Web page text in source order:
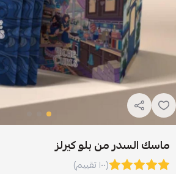
ماسك السدر من بلو كيرلز
(١٠٠ تقييم)